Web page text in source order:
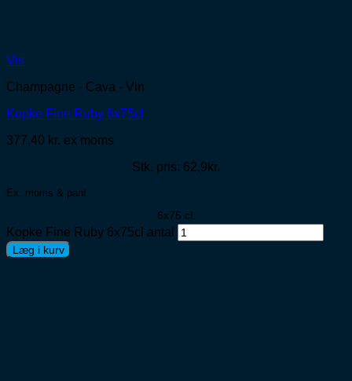
Vis
Champagne - Cava - Vin
Kopke Fine Ruby 6x75cl
377,40 kr. ex moms
Stk. pris: 62,9kr.
Ex. moms & pant
6x75 cl.
Kopke Fine Ruby 6x75cl antal
Læg i kurv